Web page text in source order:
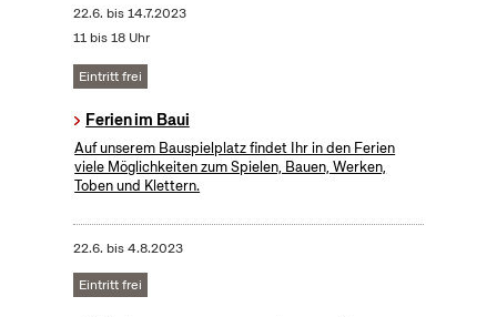
22.6. bis14.7.2023
11 bis 18 Uhr
Eintritt frei
Ferien im Baui
Auf unserem Bauspielplatz findet Ihr in den Ferien
viele Möglichkeiten zum Spielen, Bauen, Werken,
Toben und Klettern.
22.6. bis4.8.2023
Eintritt frei